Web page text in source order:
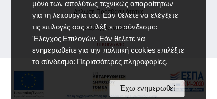
μόνο των απολύτως τεχνικώς απαραίτητων
για τη λειτουργία του. Εάν θέλετε να ελέγξετε
τις επιλογές σας επιλέξτε το σύνδεσμο:
'Ελεγχος Επιλογών. Εάν θέλετε να
ενημερωθείτε για την πολιτική cookies επιλέξτε
το σύνδεσμο: Περισσότερες πληροφορίες.
Έχω ενημερωθεί
Δήλωση Προσβασιμότητας
Χάρτης Ιστοτόπου
Επικοινωνία